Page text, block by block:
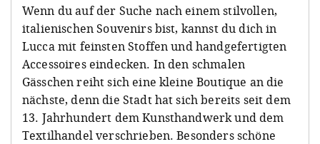
Wenn du auf der Suche nach einem stilvollen,
italienischen Souvenirs bist, kannst du dich in
Lucca mit feinsten Stoffen und handgefertigten
Accessoires eindecken. In den schmalen
Gässchen reiht sich eine kleine Boutique an die
nächste, denn die Stadt hat sich bereits seit dem
13. Jahrhundert dem Kunsthandwerk und dem
Textilhandel verschrieben. Besonders schöne